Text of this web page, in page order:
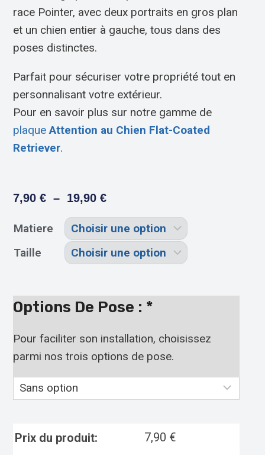
race Pointer, avec deux portraits en gros plan
et un chien entier à gauche, tous dans des
poses distinctes.
Parfait pour sécuriser votre propriété tout en
personnalisant votre extérieur.
Pour en savoir plus sur notre gamme de
plaqueAttention au Chien Flat-Coated
Retriever.
7,90€ – 19,90€
Matiere
Taille
Options De Pose : *
Pour faciliter son installation, choisissez
parmi nos trois options de pose.
Prix du produit: 7,90 €